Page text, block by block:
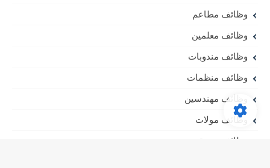
وظائف مطاعم
وظائف معلمين
وظائف مندوبات
وظائف منظمات
وظائف مهندسين
وظائف مولات
وظائف يومية